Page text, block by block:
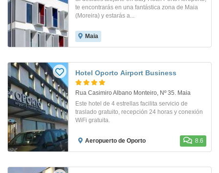
te encontrarás en una fantástica zona de Maia
(Moreira) y estarás a...
Maia
Hotel Oporto Airport Business
Rua Casimiro Albano Monteiro, Nº 35. Maia
Este hotel de 4 estrellas facilita servicio de
traslado gratuito, recepción 24 horas y conexión
WiFi gratuita.
Aeropuerto de Oporto 8.6